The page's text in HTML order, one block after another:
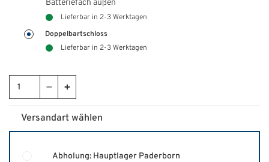
Batteriefach außen
Lieferbar in 2-3 Werktagen
Doppelbartschloss
Lieferbar in 2-3 Werktagen
Versandart wählen
Abholung: Hauptlager Paderborn